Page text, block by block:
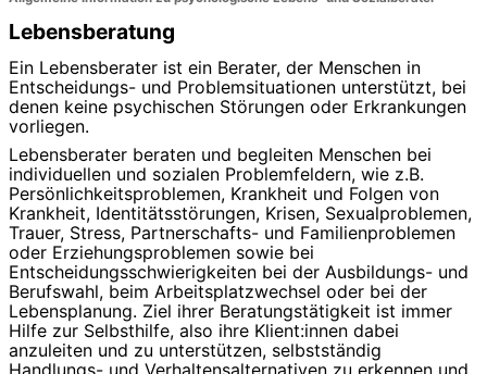
Lebensberatung
Ein Lebensberater ist ein Berater, der Menschen in
Entscheidungs- und Problemsituationen unterstützt, bei
denen keine psychischen Störungen oder Erkrankungen
vorliegen.
Lebensberater beraten und begleiten Menschen bei
individuellen und sozialen Problemfeldern, wie z.B.
Persönlichkeitsproblemen, Krankheit und Folgen von
Krankheit, Identitätsstörungen, Krisen, Sexualproblemen,
Trauer, Stress, Partnerschafts- und Familienproblemen
oder Erziehungsproblemen sowie bei
Entscheidungsschwierigkeiten bei der Ausbildungs- und
Berufswahl, beim Arbeitsplatzwechsel oder bei der
Lebensplanung. Ziel ihrer Beratungstätigkeit ist immer
Hilfe zur Selbsthilfe, also ihre Klient:innen dabei
anzuleiten und zu unterstützen, selbstständig
Handlungs- und Verhaltensalternativen zu erkennen und